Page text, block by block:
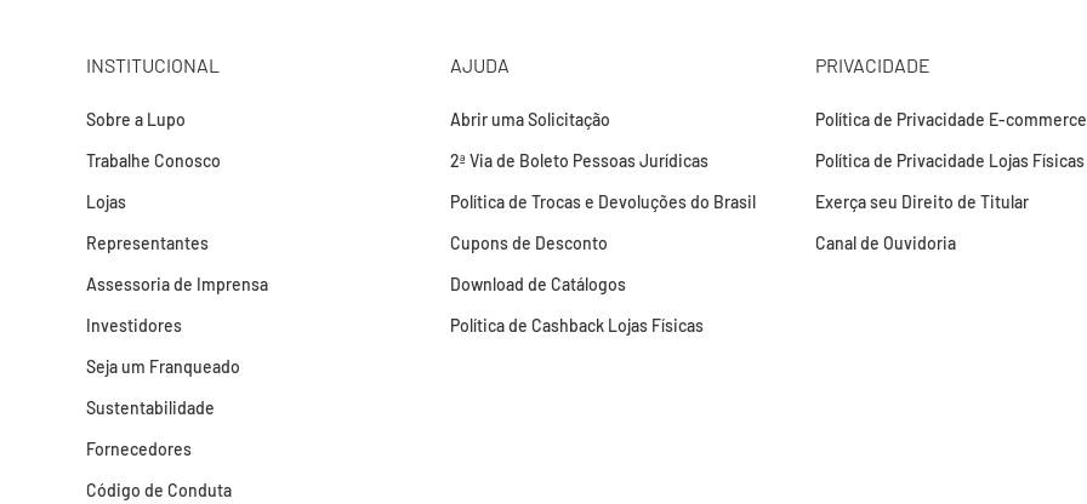
INSTITUCIONAL
Sobre a Lupo
Trabalhe Conosco
Lojas
Representantes
Assessoria de Imprensa
Investidores
Seja um Franqueado
Sustentabilidade
Fornecedores
Código de Conduta
AJUDA
Abrir uma Solicitação
2ª Via de Boleto Pessoas Jurídicas
Política de Trocas e Devoluções do Brasil
Cupons de Desconto
Download de Catálogos
Política de Cashback Lojas Físicas
PRIVACIDADE
Política de Privacidade E-commerce
Política de Privacidade Lojas Físicas
Exerça seu Direito de Titular
Canal de Ouvidoria